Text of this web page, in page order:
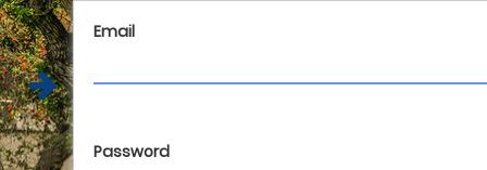
Oficina APAFA
Email
Password